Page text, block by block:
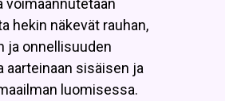
voimaannutetaan
hekin näkevät rauhan,
ja onnellisuuden
aarteinaan sisäisen ja
luomisessa.